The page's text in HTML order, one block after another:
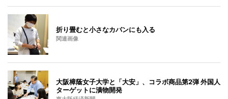
折り畳むと小さなカバンにも入る
関連画像
大阪樟蔭女子大学と「大安」、コラボ商品第2弾 外国人
ターゲットに漬物開発